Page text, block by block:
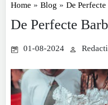
Home » Blog » De
De Perfecte
01-08-2024